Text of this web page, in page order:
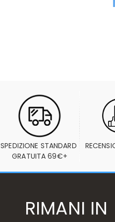
SPEDIZIONE STANDARD
GRATUITA 69€+
RIMANI IN